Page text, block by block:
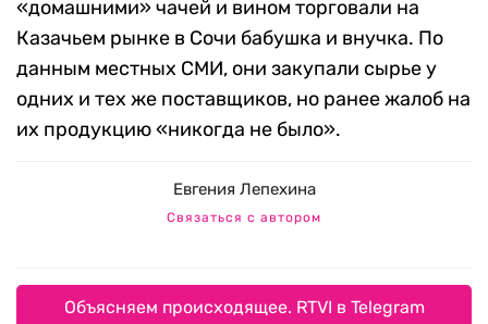
«домашними» чачей и вином торговали на
Казачьем рынке в Сочи бабушка и внучка. По
данным местных СМИ, они закупали сырье у
одних и тех же поставщиков, но ранее жалоб на
их продукцию «никогда не было».
Евгения Лепехина
Связаться с автором
Объясняем происходящее. RTVI в Telegram